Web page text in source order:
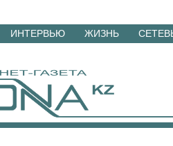
ИНТЕРВЬЮ ЖИЗНЬ